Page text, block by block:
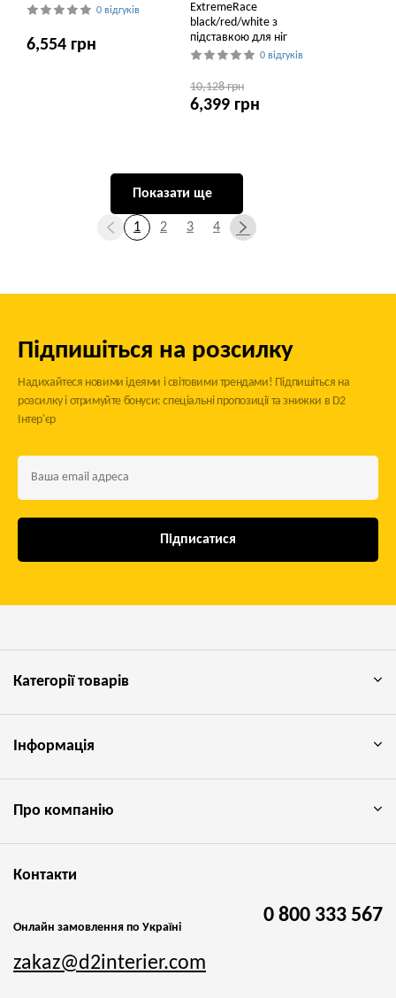
0 відгуків
6,554 грн
ExtremeRace
black/red/white з
підставкою для ніг
0 відгуків
10,128 грн
6,399 грн
Показати ще
1 2 3 4
Підпишіться на розсилку
Надихайтеся новими ідеями і світовими трендами! Підпишіться на
розсилку і отримуйте бонуси: спеціальні пропозиції та знижки в D2
Інтер'єр
Підписатися
Категорії товарів
Інформація
Про компанію
Контакти
Онлайн замовлення по Україні
0 800 333 567
zakaz@d2interier.com